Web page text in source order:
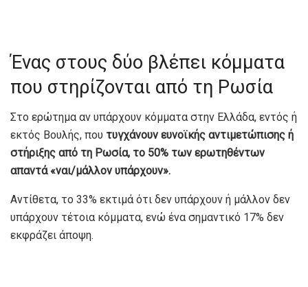
Ένας στους δύο βλέπει κόμματα
που στηρίζονται από τη Ρωσία
Στο ερώτημα αν υπάρχουν κόμματα στην Ελλάδα, εντός ή
εκτός Βουλής, που τυγχάνουν ευνοϊκής αντιμετώπισης ή
στήριξης από τη Ρωσία, το 50% των ερωτηθέντων
απαντά «ναι/μάλλον υπάρχουν».
Αντίθετα, το 33% εκτιμά ότι δεν υπάρχουν ή μάλλον δεν
υπάρχουν τέτοια κόμματα, ενώ ένα σημαντικό 17% δεν
εκφράζει άποψη.